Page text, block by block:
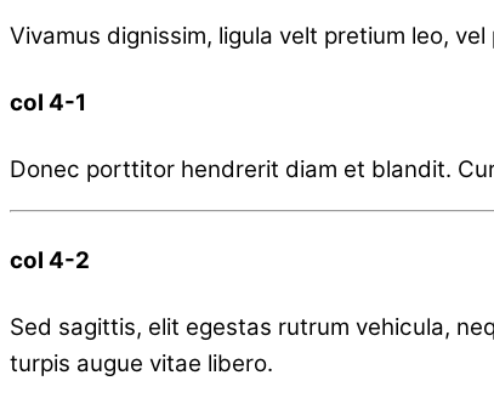
Vivamus dignissim, ligula velt pretium leo,
col 4-1
Donec porttitor hendrerit diam et blandit.
col 4-2
Sed sagittis, elit egestas rutrum vehicula,
turpis augue vitae libero.